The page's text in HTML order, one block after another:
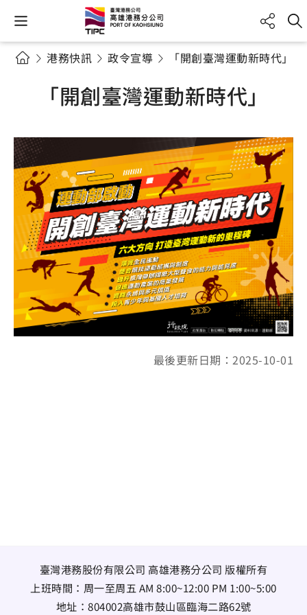
港務快訊 政令宣導 「開創臺灣運動新時代」
「開創臺灣運動新時代」
最後更新日期：2025-10-01
臺灣港務股份有限公司 高雄港務分公司 版權所有
上班時間：周一至周五 AM 8:00~12:00 PM 1:00~5:00
地址： 804002高雄市鼓山區臨海二路62號